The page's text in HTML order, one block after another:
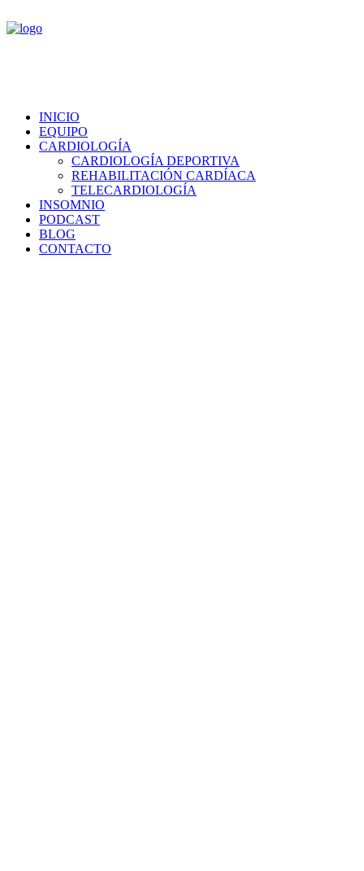
INICIO
EQUIPO
CARDIOLOGÍA
CARDIOLOGÍA DEPORTIVA
REHABILITACIÓN CARDÍACA
TELECARDIOLOGÍA
INSOMNIO
PODCAST
BLOG
CONTACTO